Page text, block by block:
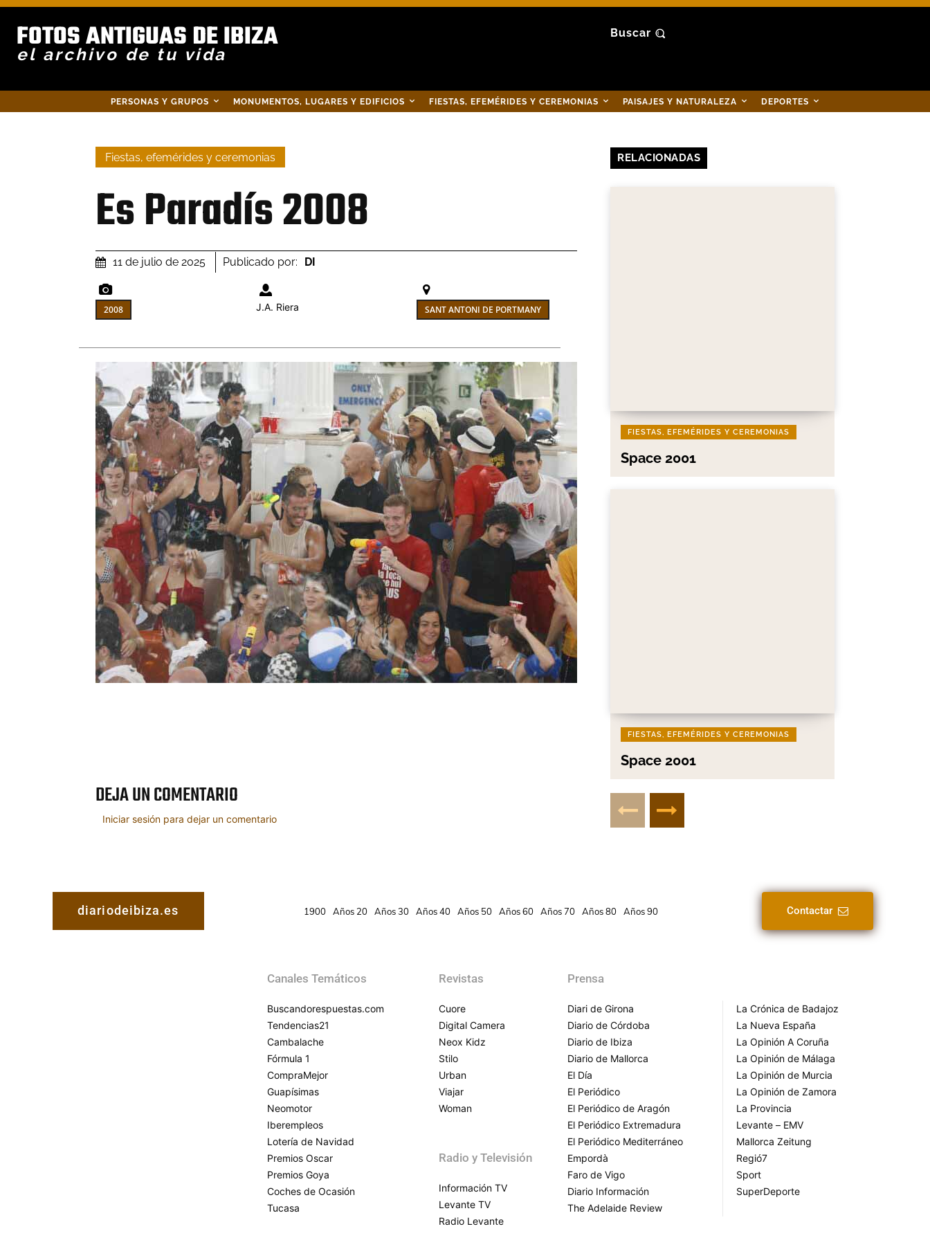
FOTOS ANTIGUAS DE IBIZA
el archivo de tu vida
Buscar
PERSONAS Y GRUPOS MONUMENTOS, LUGARES Y EDIFICIOS FIESTAS, EFEMÉRIDES Y CEREMONIAS PAISAJES Y NATURALEZA DEPORTES
Fiestas, efemérides y ceremonias
Es Paradís 2008
11 de julio de 2025 Publicado por: DI
2008 J.A. Riera SANT ANTONI DE PORTMANY
DEJA UN COMENTARIO
Iniciar sesión para dejar un comentario
RELACIONADAS
FIESTAS, EFEMÉRIDES Y CEREMONIAS
Space 2001
FIESTAS, EFEMÉRIDES Y CEREMONIAS
Space 2001
diariodeibiza.es 1900 Años 20 Años 30 Años 40 Años 50 Años 60 Años 70 Años 80 Años 90 Contactar
Canales Temáticos
Buscandorespuestas.com
Tendencias21
Cambalache
Fórmula 1
CompraMejor
Guapísimas
Neomotor
Iberempleos
Lotería de Navidad
Premios Oscar
Premios Goya
Coches de Ocasión
Tucasa
Revistas
Cuore
Digital Camera
Neox Kidz
Stilo
Urban
Viajar
Woman
Radio y Televisión
Información TV
Levante TV
Radio Levante
Prensa
Diari de Girona
Diario de Córdoba
Diario de Ibiza
Diario de Mallorca
El Día
El Periódico
El Periódico de Aragón
El Periódico Extremadura
El Periódico Mediterráneo
Empordà
Faro de Vigo
Diario Información
The Adelaide Review
La Crónica de Badajoz
La Nueva España
La Opinión A Coruña
La Opinión de Málaga
La Opinión de Murcia
La Opinión de Zamora
La Provincia
Levante – EMV
Mallorca Zeitung
Regió7
Sport
SuperDeporte